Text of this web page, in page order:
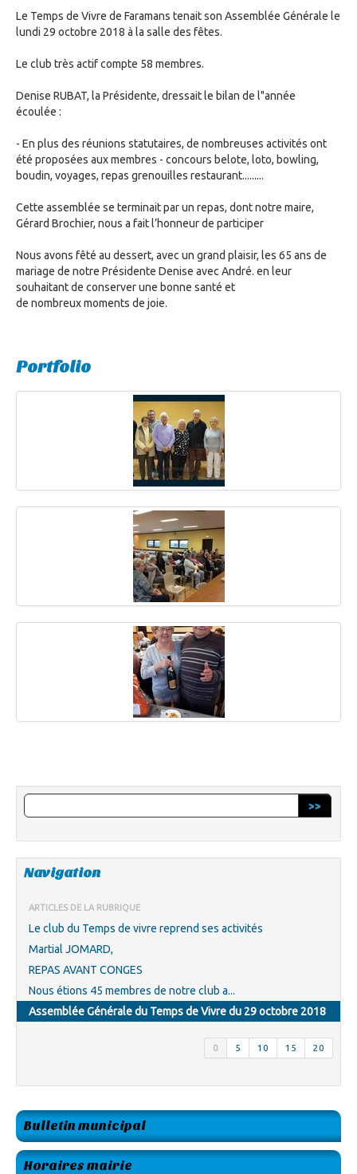
Le Temps de Vivre de Faramans tenait son Assemblée Générale le
lundi 29 octobre 2018 à la salle des fêtes.
Le club très actif compte 58 membres.
Denise RUBAT, la Présidente, dressait le bilan de l"année
écoulée :
- En plus des réunions statutaires, de nombreuses activités ont
été proposées aux membres - concours belote, loto, bowling,
boudin, voyages, repas grenouilles restaurant.........
Cette assemblée se terminait par un repas, dont notre maire,
Gérard Brochier, nous a fait l’honneur de participer
Nous avons fêté au dessert, avec un grand plaisir, les 65 ans de
mariage de notre Présidente Denise avec André. en leur
souhaitant de conserver une bonne santé et
de nombreux moments de joie.
Portfolio
>>
Navigation
ARTICLES DE LA RUBRIQUE
Le club du Temps de vivre reprend ses activités
Martial JOMARD,
REPAS AVANT CONGES
Nous étions 45 membres de notre club a...
Assemblée Générale du Temps de Vivre du 29 octobre 2018
0 5 10 15 20
Bulletin municipal
Horaires mairie